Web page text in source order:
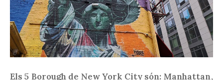
Els 5 Borough de New York City són: Manhattan,